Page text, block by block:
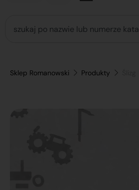
Sklep Romanowski Produkty